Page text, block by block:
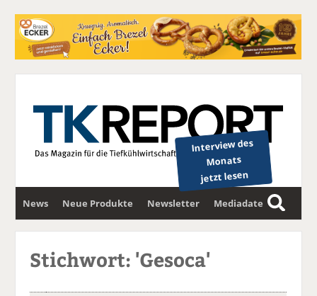
Interview des
Monats
jetzt lesen
News Neue Produkte Newsletter Mediadaten
S
u
Stichwort: 'Gesoca'